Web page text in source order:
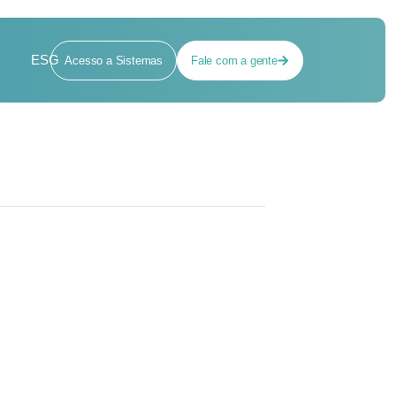
ESG Acesso a Sistemas Fale com a gente